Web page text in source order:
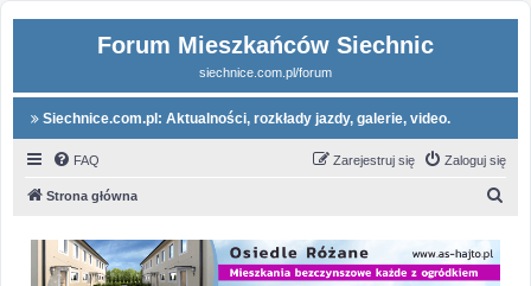
Forum Mieszkańców Siechnic
siechnice.com.pl/forum
Siechnice.com.pl: Aktualności, rozkłady jazdy, galerie, video.
FAQ Zaloguj się
Zarejestruj się
Strona główna